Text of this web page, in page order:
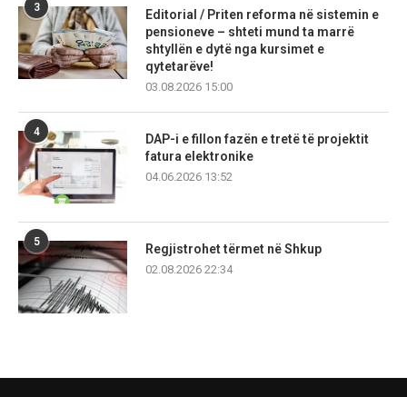
3
Editorial / Priten reforma në sistemin e
pensioneve – shteti mund ta marrë
shtyllën e dytë nga kursimet e
qytetarëve!
03.08.2026 15:00
4
DAP-i e fillon fazën e tretë të projektit
fatura elektronike
04.06.2026 13:52
5
Regjistrohet tërmet në Shkup
02.08.2026 22:34